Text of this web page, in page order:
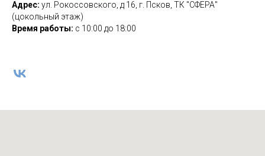
Адрес: ул. Рокоссовского, д 16, г. Псков, ТК "СФЕРА"
(цокольный этаж)
Время работы: с 10:00 до 18:00